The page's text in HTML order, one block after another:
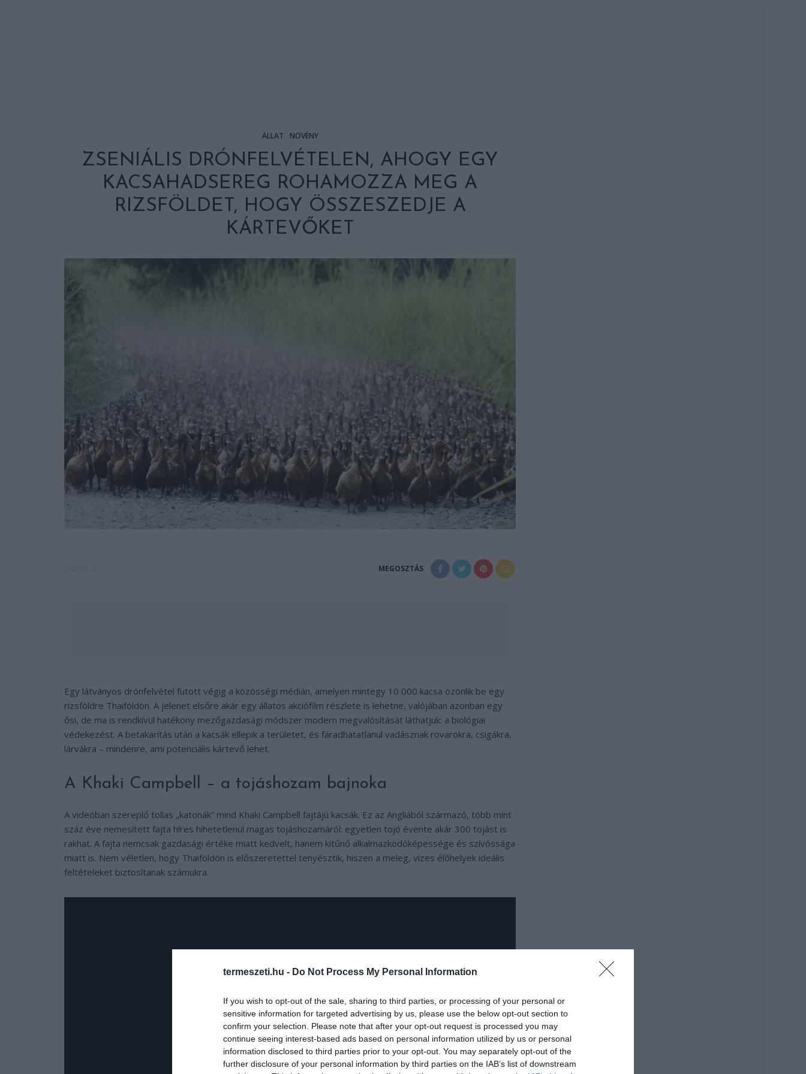
termeszeti.hu - Do Not Process My Personal Information
If you wish to opt-out of the sale, sharing to third parties, or processing of your personal or
sensitive information for targeted advertising by us, please use the below opt-out section to
confirm your selection. Please note that after your opt-out request is processed you may
continue seeing interest-based ads based on personal information utilized by us or personal
information disclosed to third parties prior to your opt-out. You may separately opt-out of the
further disclosure of your personal information by third parties on the IAB’s list of downstream
ÁLLAT NÖVÉNY
ZSENIÁLIS DRÓNFELVÉTELEN, AHOGY EGY
KACSAHADSEREG ROHAMOZZA MEG A
RIZSFÖLDET, HOGY ÖSSZESZEDJE A
KÁRTEVŐKET
MEGOSZTÁS
Egy látványos drónfelvétel futott végig a közösségi médián, amelyen mintegy 10 000 kacsa özönlik be egy
rizsföldre Thaiföldön. A jelenet elsőre akár egy állatos akciófilm részlete is lehetne, valójában azonban egy
ősi, de ma is rendkívül hatékony mezőgazdasági módszer modern megvalósítását láthatjuk: a biológiai
védekezést. A betakarítás után a kacsák ellepik a területet, és fáradhatatlanul vadásznak rovarokra, csigákra,
lárvákra – mindenre, ami potenciális kártevő lehet.
A Khaki Campbell – a tojáshozam bajnoka
A videóban szereplő tollas „katonák” mind Khaki Campbell fajtájú kacsák. Ez az Angliából származó, több mint
száz éve nemesített fajta híres hihetetlenül magas tojáshozamáról: egyetlen tojó évente akár 300 tojást is
rakhat. A fajta nemcsak gazdasági értéke miatt kedvelt, hanem kitűnő alkalmazkodóképessége és szívóssága
miatt is. Nem véletlen, hogy Thaiföldön is előszeretettel tenyésztik, hiszen a meleg, vizes élőhelyek ideális
feltételeket biztosítanak számukra.